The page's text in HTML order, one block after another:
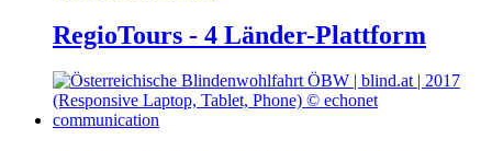
RegioTours - 4 Länder-Plattform